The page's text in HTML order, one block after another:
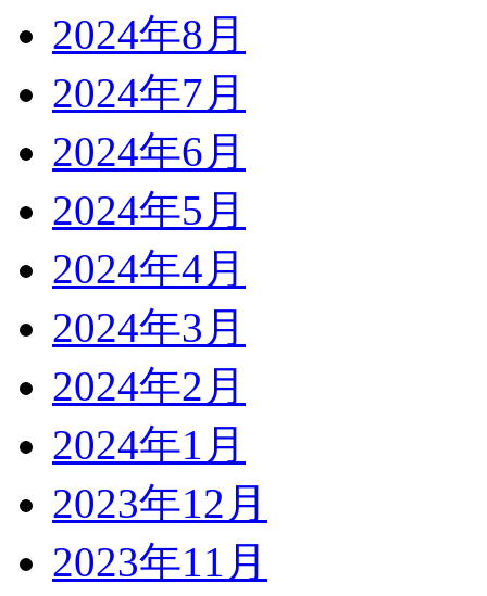
2024年8月
2024年7月
2024年6月
2024年5月
2024年4月
2024年3月
2024年2月
2024年1月
2023年12月
2023年11月